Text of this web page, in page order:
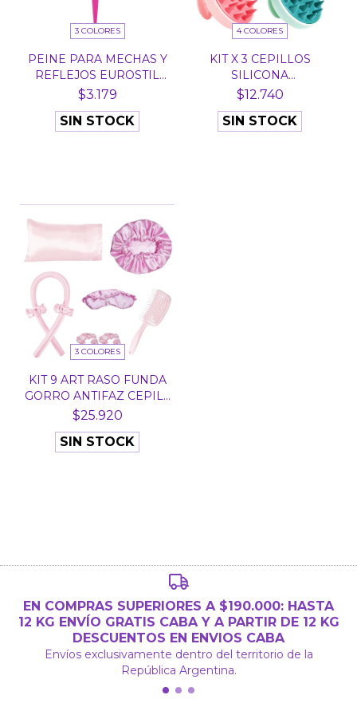
3 COLORES
PEINE PARA MECHAS Y
REFLEJOS EUROSTIL
50...
$3.179
SIN STOCK
4 COLORES
KIT X 3 CEPILLOS
SILICONA
MASAJEADORES C...
$12.740
SIN STOCK
3 COLORES
KIT 9 ART RASO FUNDA
GORRO ANTIFAZ CEPIL...
$25.920
SIN STOCK
EN COMPRAS SUPERIORES A $190.000: HASTA
12 KG ENVÍO GRATIS CABA Y A PARTIR DE 12 KG
DESCUENTOS EN ENVIOS CABA
Envíos exclusivamente dentro del territorio de la
República Argentina.